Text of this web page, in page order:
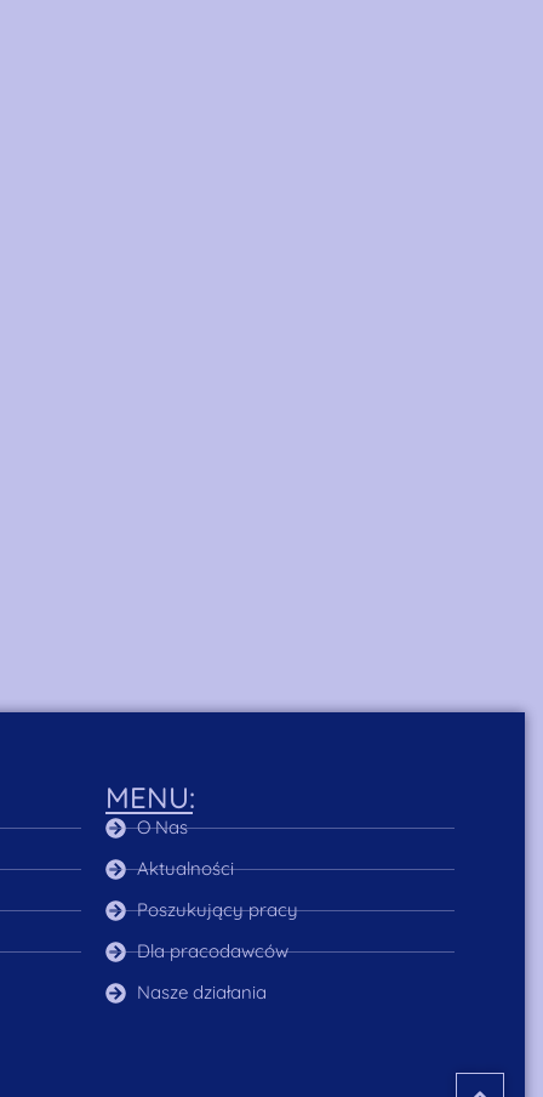
MENU:
O Nas
Aktualności
Poszukujący pracy
Dla pracodawców
Nasze działania